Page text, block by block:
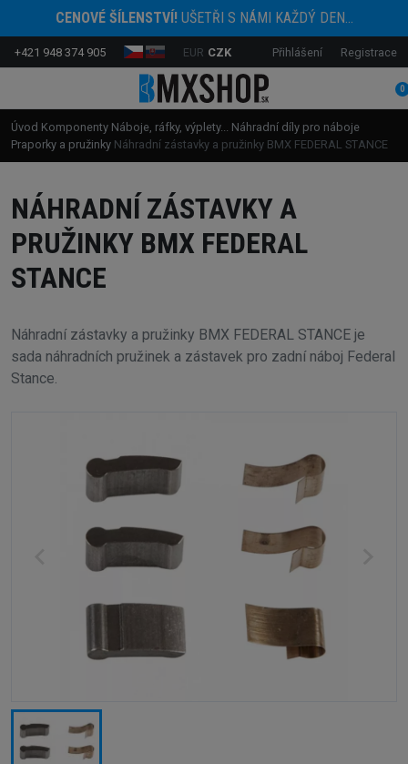
CENOVÉ ŠÍLENSTVÍ!UŠETŘI S NÁMI KAŽDÝ DEN...
+421 948 374 905 EUR CZK Přihlášení Registrace
0
Úvod Komponenty Náboje, ráfky, výplety...
Náhradní díly pro náboje
Praporky a pružinky Náhradní zástavky a pružinky BMX FEDERAL STANCE
NÁHRADNÍ ZÁSTAVKY A
PRUŽINKY BMX FEDERAL
STANCE
Náhradní zástavky a pružinky BMX FEDERAL STANCE je
sada náhradních pružinek a zástavek pro zadní náboj Federal
Stance.